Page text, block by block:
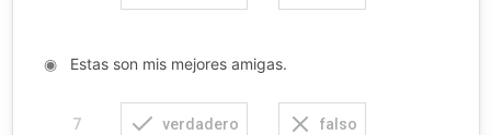
◉Estas son mis mejores amigas.
7 verdadero falso